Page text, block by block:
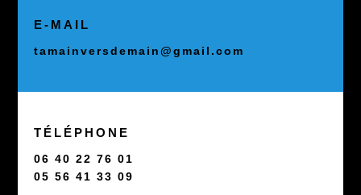
E-MAIL
tamainversdemain@gmail.com
TÉLÉPHONE
06 40 22 76 01
05 56 41 33 09